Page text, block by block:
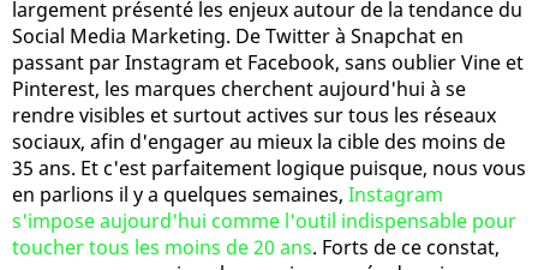
largement présenté les enjeux autour de la tendance du
Social Media Marketing. De Twitter à Snapchat en
passant par Instagram et Facebook, sans oublier Vine et
Pinterest, les marques cherchent aujourd'hui à se
rendre visibles et surtout actives sur tous les réseaux
sociaux, afin d'engager au mieux la cible des moins de
35 ans. Et c'est parfaitement logique puisque, nous vous
en parlions il y a quelques semaines, Instagram
s'impose aujourd'hui comme l'outil indispensable pour
toucher tous les moins de 20 ans. Forts de ce constat,